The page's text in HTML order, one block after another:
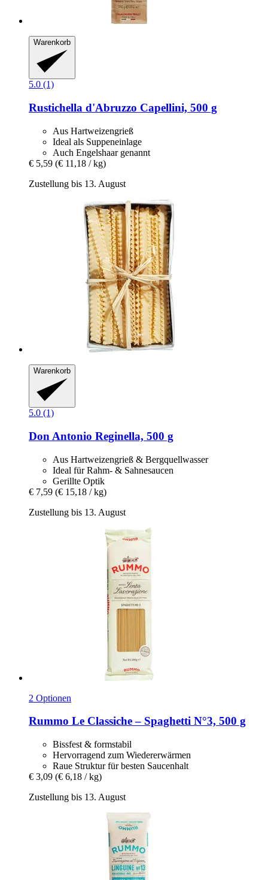
Warenkorb
5.0 (1)
Rustichella d'Abruzzo Capellini, 500 g
Aus Hartweizengrieß
Ideal als Suppeneinlage
Auch Engelshaar genannt
€ 5,59 (€ 11,18 / kg)
Zustellung bis 13. August
Warenkorb
5.0 (1)
Don Antonio Reginella, 500 g
Aus Hartweizengrieß & Bergquellwasser
Ideal für Rahm- & Sahnesaucen
Gerillte Optik
€ 7,59 (€ 15,18 / kg)
Zustellung bis 13. August
2 Optionen
Rummo Le Classiche – Spaghetti N°3, 500 g
Bissfest & formstabil
Hervorragend zum Wiedererwärmen
Raue Struktur für besten Saucenhalt
€ 3,09 (€ 6,18 / kg)
Zustellung bis 13. August